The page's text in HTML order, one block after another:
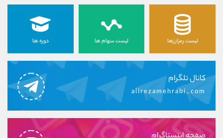
لیست رمزارزها لیست سهام ها دوره ها
کانال تلگرام
alirezamehrabi_com